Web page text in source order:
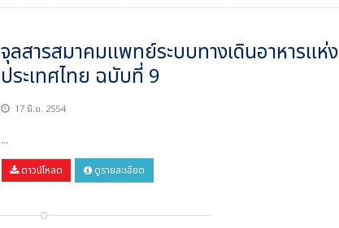
จุลสารสมาคมแพทย์ระบบทางเดินอาหารแห่ง
ประเทศไทย ฉบับที่ 9
17 มิ.ย. 2554
...
ดาวน์โหลด ดูรายละเอียด